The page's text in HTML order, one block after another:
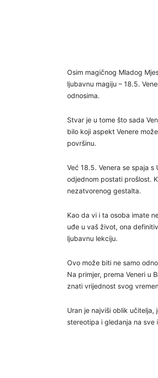
Osim magičnog Mladog
ljubavnu magiju – 18.5.
odnosima.
Stvar je u tome što sada
bilo koji aspekt Venere
površinu.
Već 18.5. Venera se spaja
odjednom postati prošlost.
nezatvorenog gestalta.
Kao da vi i ta osoba imate
uđe u vaš život, ona
ljubavnu lekciju.
Ovo može biti ne samo
Na primjer, prema Veneri u
znati vrijednost svog
Uran je najviši oblik
stereotipa i gledanja na sve